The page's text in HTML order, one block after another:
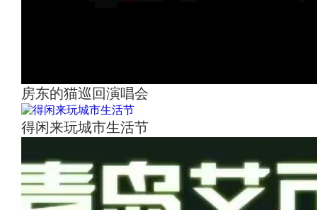
房东的猫巡回演唱会
得闲来玩城市生活节